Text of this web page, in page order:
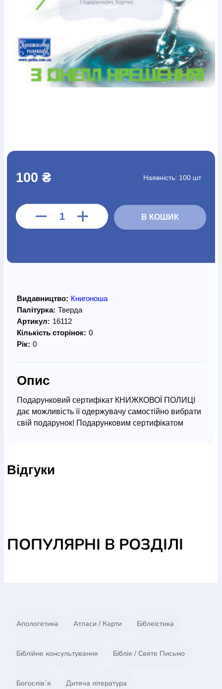
Богослов`я
Шлюб і сім`яЮдаїзм
Супутні товари
ВідеоГалантерея
Закладки для книг
ФутболкиБрелокиСумкиБіжутерія
БлокнотиЩоденники / щотижневики
Вироби з дерева
Вироби з кераміки і глиниВироби з сріблаКартини
Навчальні мапиШкіряні виробиМагнітиМеталеві
Міні-лампиНаклейкиНастільні ігриПакети
100 ₴ Наявність: 100 шт
В КОШИК
Видавництво: Книгоноша
Палітурка: Тверда
Артикул: 16112
Кількість сторінок: 0
Рік: 0
Опис
Подарунковий сертифікат КНИЖКОВОЇ ПОЛИЦІ
дає можливість її одержувачу самостійно вибрати
свій подарунок! Подарунковим сертифікатом
Відгуки
ПОПУЛЯРНІ В РОЗДІЛІ
Апологетика Атласи / Карти Біблеістика
Біблійне консультування Біблія / Святе Письмо
Богослів`я Дитяча література